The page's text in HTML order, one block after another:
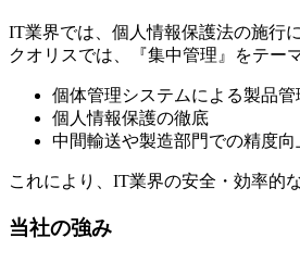
IT業界では、個人情報保護法の施行
クオリスでは、『集中管理』をテー
個体管理システムによる製品管
個人情報保護の徹底
中間輸送や製造部門での精度向
これにより、IT業界の安全・効率的
当社の強み